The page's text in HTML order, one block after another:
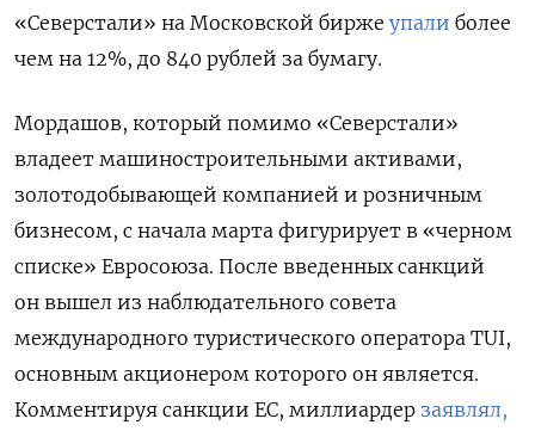
«Северстали» на Московской бирже упали более
чем на 12%, до 840 рублей за бумагу.
Мордашов, который помимо «Северстали»
владеет машиностроительными активами,
золотодобывающей компанией и розничным
бизнесом, с начала марта фигурирует в «черном
списке» Евросоюза. После введенных санкций
он вышел из наблюдательного совета
международного туристического оператора TUI,
основным акционером которого он является.
Комментируя санкции ЕС, миллиардер заявлял,